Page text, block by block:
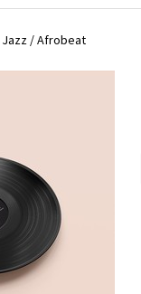
Jazz / Afrobeat